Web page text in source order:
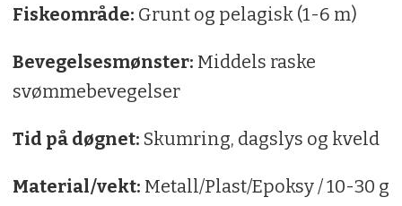
Fiskeområde: Grunt og pelagisk (1-6 m)
Bevegelsesmønster: Middels raske
svømmebevegelser
Tid på døgnet: Skumring, dagslys og kveld
Material/vekt: Metall/Plast/Epoksy / 10-30 g